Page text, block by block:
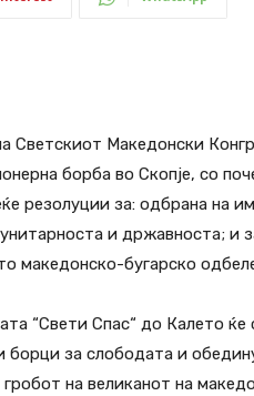
Светскиот Македонски
борба во Скопје, со
резолуции за: одбрана на
и државноста; и
македонско-бугарско
“Свети Спас“ до Калето
борци за слободата и
на великанот на